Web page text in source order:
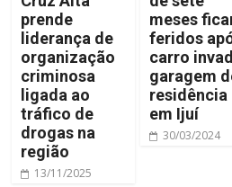
prende
liderança de
organização
criminosa
ligada ao
tráfico de
drogas na
região
13/11/2025
meses
feridos
carro
garagem
residência
em Ijuí
30/03/2024